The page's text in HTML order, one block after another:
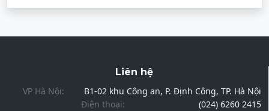
Liên hệ
VP Hà Nội:
B1-02 khu Công an, P. Định Công, TP. Hà Nội
Điện thoại:
(024) 6260 2415